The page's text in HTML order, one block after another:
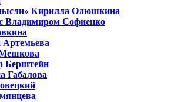
Кирилла Олюшкина
с Владимиром Софиенко
Артемьева
Берштейн
Габалова